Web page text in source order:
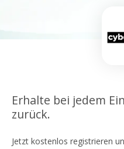
Erhalte bei jedem
zurück.
Jetzt kostenlos registrieren